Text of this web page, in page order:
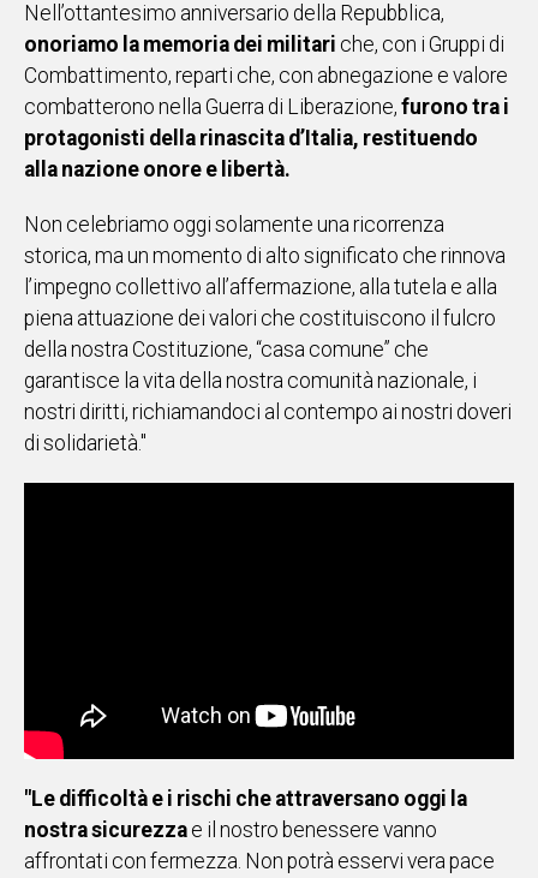
AL CANALE
WHATSAPP
Social
Nell’ottantesimo anniversario della Repubblica,
onoriamo la memoria dei militari che, con i Gruppi di
Combattimento, reparti che, con abnegazione e valore
combatterono nella Guerra di Liberazione, furono tra i
protagonisti della rinascita d’Italia, restituendo
alla nazione onore e libertà.
Non celebriamo oggi solamente una ricorrenza
storica, ma un momento di alto significato che rinnova
l’impegno collettivo all’affermazione, alla tutela e alla
piena attuazione dei valori che costituiscono il fulcro
della nostra Costituzione, “casa comune” che
garantisce la vita della nostra comunità nazionale, i
nostri diritti, richiamandoci al contempo ai nostri doveri
di solidarietà."
"Le difficoltà e i rischi che attraversano oggi la
nostra sicurezza e il nostro benessere vanno
affrontati con fermezza. Non potrà esservi vera pace